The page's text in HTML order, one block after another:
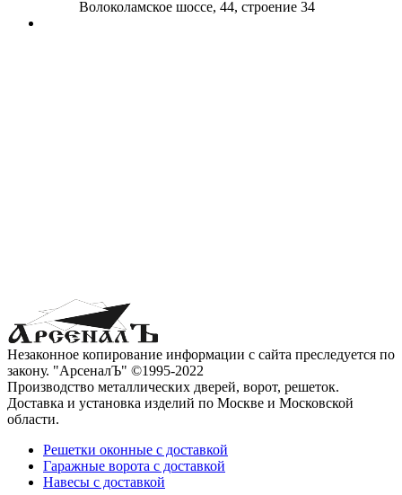
Волоколамское шоссе, 44, строение 34
Незаконное копирование информации с сайта преследуется по
закону. "АрсеналЪ" ©1995-2022
Производство металлических дверей, ворот, решеток.
Доставка и установка изделий по Москве и Московской
области.
Решетки оконные с доставкой
Гаражные ворота с доставкой
Навесы с доставкой